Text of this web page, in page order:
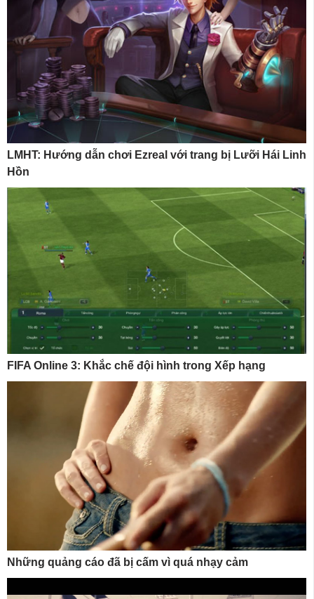
LMHT: Hướng dẫn chơi Ezreal với trang bị Lưỡi Hái Linh
Hồn
FIFA Online 3: Khắc chế đội hình trong Xếp hạng
Những quảng cáo đã bị cấm vì quá nhạy cảm